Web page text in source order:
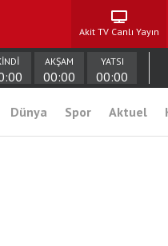
Akit TV Canlı Yayın
AKŞAM
00:00
YATSI
00:00
Dünya Spor Aktuel